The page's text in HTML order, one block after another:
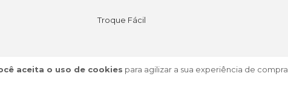
aceita o uso de cookies para agilizar a sua experiência de compra.
Troque Fácil